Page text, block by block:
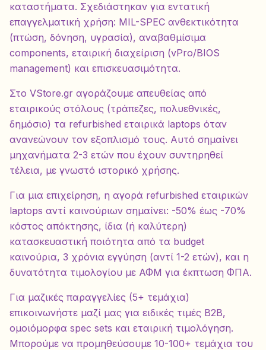
καταστήματα. Σχεδιάστηκαν για εντατική
επαγγελματική χρήση: MIL-SPEC ανθεκτικότητα
(πτώση, δόνηση, υγρασία), αναβαθμίσιμα
components, εταιρική διαχείριση (vPro/BIOS
management) και επισκευασιμότητα.
Στο VStore.gr αγοράζουμε απευθείας από
εταιρικούς στόλους (τράπεζες, πολυεθνικές,
δημόσιο) τα refurbished εταιρικά laptops όταν
ανανεώνουν τον εξοπλισμό τους. Αυτό σημαίνει
μηχανήματα 2-3 ετών που έχουν συντηρηθεί
τέλεια, με γνωστό ιστορικό χρήσης.
Για μια επιχείρηση, η αγορά refurbished εταιρικών
laptops αντί καινούριων σημαίνει: -50% έως -70%
κόστος απόκτησης, ίδια (ή καλύτερη)
κατασκευαστική ποιότητα από τα budget
καινούρια, 3 χρόνια εγγύηση (αντί 1-2 ετών), και η
δυνατότητα τιμολογίου με ΑΦΜ για έκπτωση ΦΠΑ.
Για μαζικές παραγγελίες (5+ τεμάχια)
επικοινωνήστε μαζί μας για ειδικές τιμές B2B,
ομοιόμορφα spec sets και εταιρική τιμολόγηση.
Μπορούμε να προμηθεύσουμε 10-100+ τεμάχια του